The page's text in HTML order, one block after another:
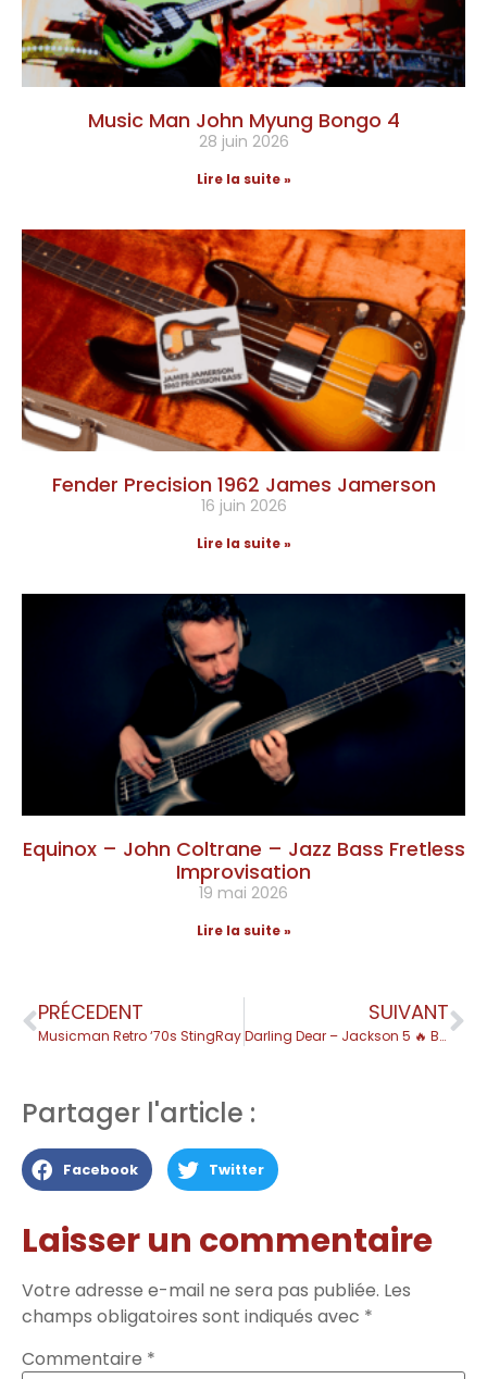
Music Man John Myung Bongo 4
28 juin 2026
Lire la suite »
Fender Precision 1962 James Jamerson
16 juin 2026
Lire la suite »
Equinox – John Coltrane – Jazz Bass Fretless
Improvisation
19 mai 2026
Lire la suite »
PRÉCEDENT
Musicman Retro ‘70s StingRay
SUIVANT
Darling Dear – Jackson 5 🔥 BASS TAB
Partager l'article :
Facebook Twitter
Laisser un commentaire
Votre adresse e-mail ne sera pas publiée. Les
champs obligatoires sont indiqués avec *
Commentaire *